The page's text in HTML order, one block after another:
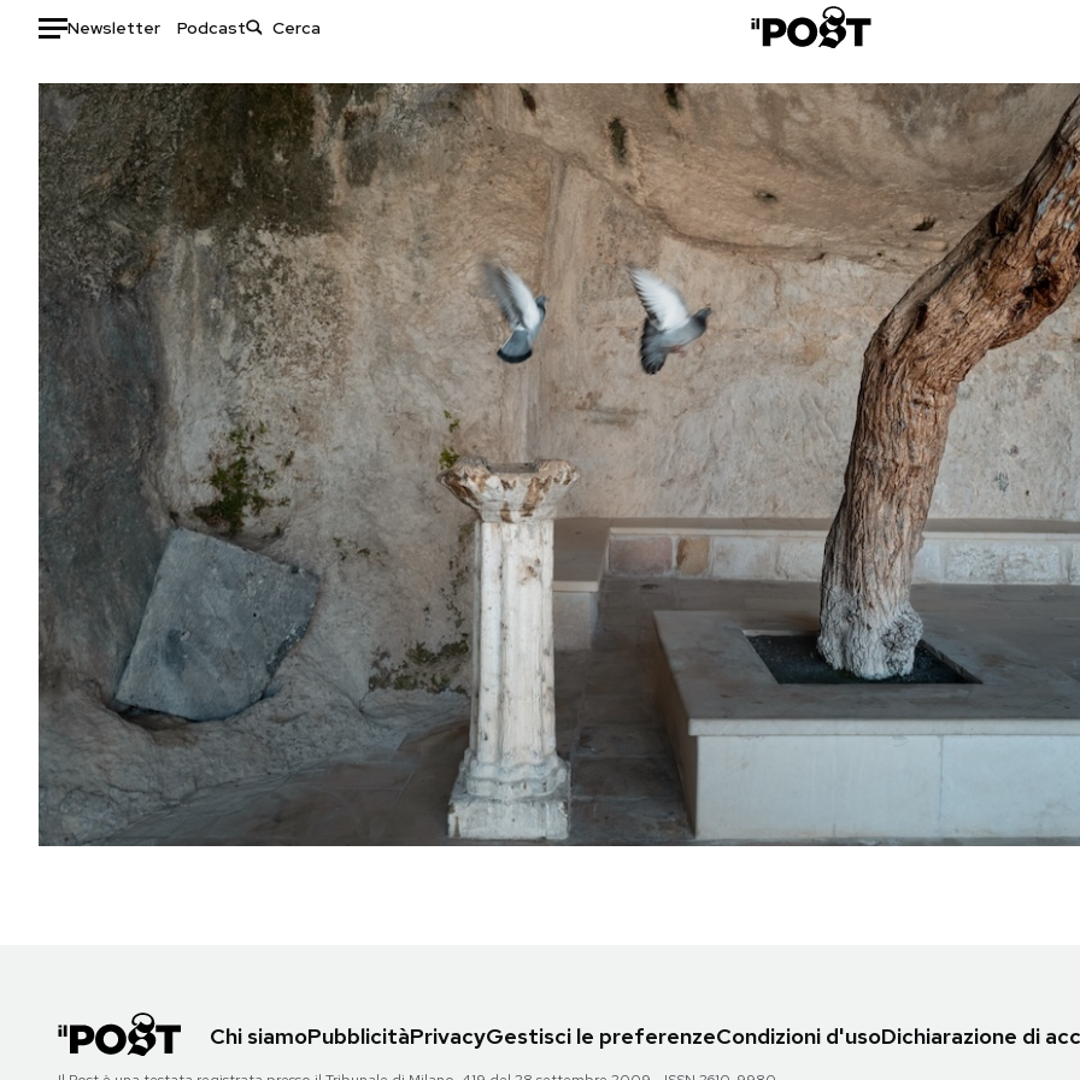
Newsletter Podcast
Auto
HOME
Italia
Mondo
Politica
Tecnologia
Internet
Scienza
Cultura
Economia
Sport
Moda
Libri
Consumismi
Storie/Idee
Ok Boomer!
Media
Europa
Altrecose
Mondiali calcio 2026
PODCAST
NEWSLETTER
I MIEI PREFERITI
SHOP
Area PersonaleChi siamoPubblicitàPrivacyGestisci le preferenzeCondizioni d'usoDichiarazione di